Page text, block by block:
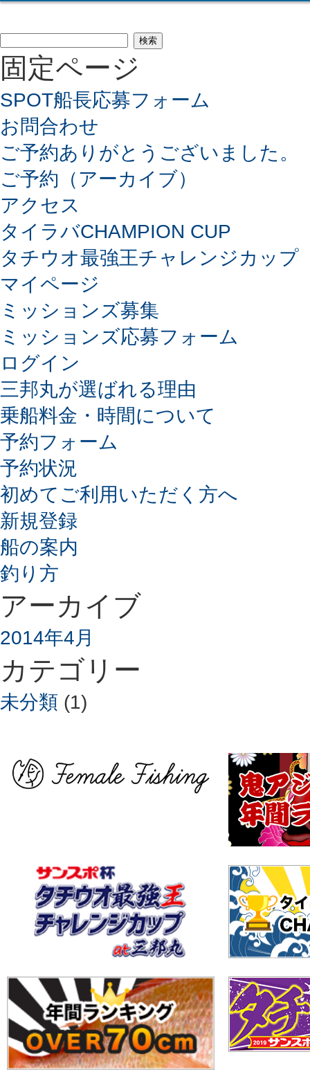
検
索:
固定ページ
SPOT船長応募フォーム
お問合わせ
ご予約ありがとうございました。
ご予約（アーカイブ）
アクセス
タイラバCHAMPION CUP
タチウオ最強王チャレンジカップ
マイページ
ミッションズ募集
ミッションズ応募フォーム
ログイン
三邦丸が選ばれる理由
乗船料金・時間について
予約フォーム
予約状況
初めてご利用いただく方へ
新規登録
船の案内
釣り方
アーカイブ
2014年4月
カテゴリー
未分類 (1)